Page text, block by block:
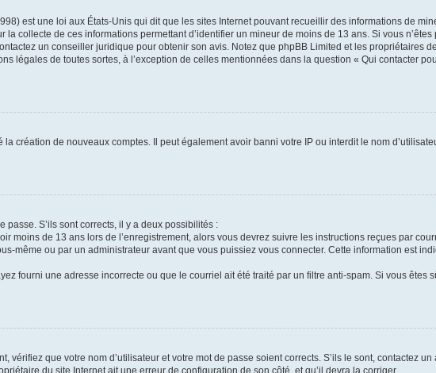
est une loi aux États-Unis qui dit que les sites Internet pouvant recueillir des informations de
la collecte de ces informations permettant d’identifier un mineur de moins de 13 ans. Si vous
un conseiller juridique pour obtenir son avis. Notez que phpBB Limited et les propriétaires
légales de toutes sortes, à l’exception de celles mentionnées dans la question « Qui contacter
création de nouveaux comptes. Il peut également avoir banni votre IP ou interdit le nom
passe. S’ils sont corrects, il y a deux possibilités :
moins de 13 ans lors de l’enregistrement, alors vous devrez suivre les instructions reçues par
même ou par un administrateur avant que vous puissiez vous connecter. Cette information est
fourni une adresse incorrecte ou que le courriel ait été traité par un filtre anti-spam. Si vous êtes
vérifiez que votre nom d’utilisateur et votre mot de passe soient corrects. S’ils le sont, contactez
du site Internet ait une erreur de configuration de son côté, et qu’il devra la corriger.